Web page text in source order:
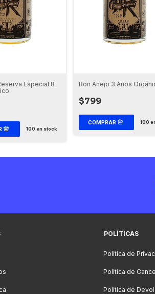
Especial 8
100 en stock
Ron Añejo 3 Años
$799
100
POLÍTICAS
Política de
Política de
Política de